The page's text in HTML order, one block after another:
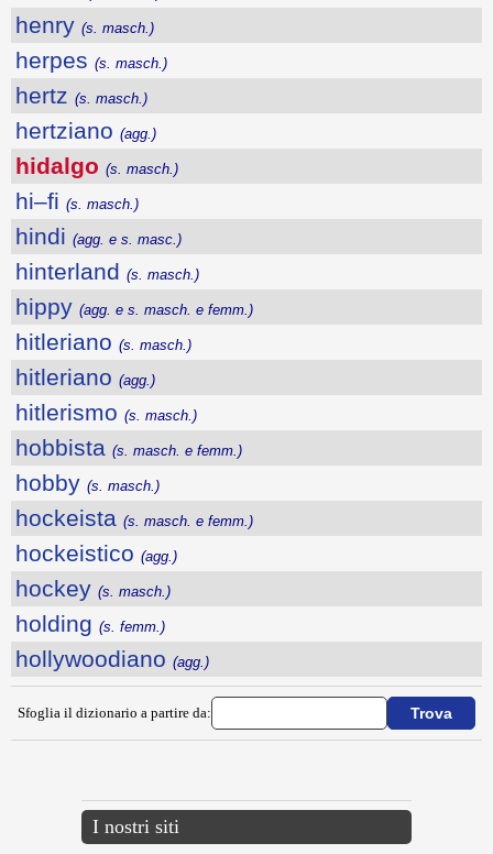
henry (s. masch.)
herpes (s. masch.)
hertz (s. masch.)
hertziano (agg.)
hidalgo (s. masch.)
hi–fi (s. masch.)
hindi (agg. e s. masc.)
hinterland (s. masch.)
hippy (agg. e s. masch. e femm.)
hitleriano (s. masch.)
hitleriano (agg.)
hitlerismo (s. masch.)
hobbista (s. masch. e femm.)
hobby (s. masch.)
hockeista (s. masch. e femm.)
hockeistico (agg.)
hockey (s. masch.)
holding (s. femm.)
hollywoodiano (agg.)
Sfoglia il dizionario a partire da:
I nostri siti